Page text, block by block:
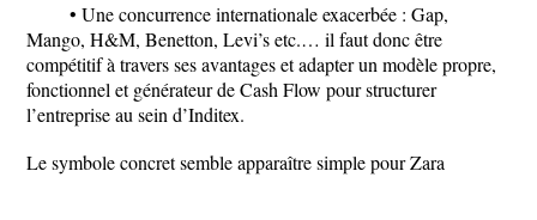
• Une concurrence internationale exacerbée : Gap,
Mango, H&M, Benetton, Levi’s etc.… il faut donc être
compétitif à travers ses avantages et adapter un modèle propre,
fonctionnel et générateur de Cash Flow pour structurer
l’entreprise au sein d’Inditex.
Le symbole concret semble apparaître simple pour Zara